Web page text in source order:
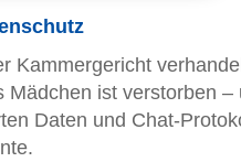
Kammergericht
ist verstorben
Daten und Chat-